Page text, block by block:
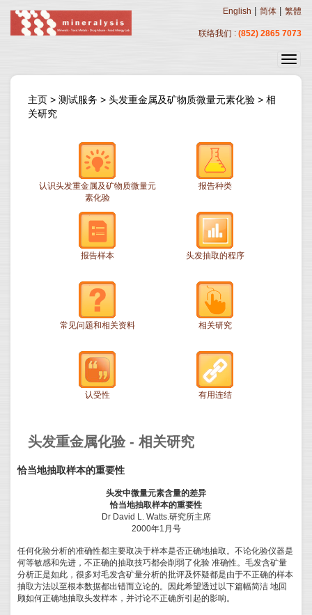
English 简体 繁體
联络我们 : (852) 2865 7073
主页 > 测试服务 > 头发重金属及矿物质微量元素化验 > 相
关研究
认识头发重金属及矿物质微量元
素化验
报告种类
报告样本 头发抽取的程序
常见问题和相关资料 相关研究
认受性 有用连结
头发重金属化验 - 相关研究
恰当地抽取样本的重要性
头发中微量元素含量的差异
恰当地抽取样本的重要性
Dr David L. Watts.研究所主席
2000年1月号
任何化验分析的准确性都主要取决于样本是否正确地抽取。不论化验仪器是
何等敏感和先进，不正确的抽取技巧都会削弱了化验 准确性。毛发含矿量
分析正是如此，很多对毛发含矿量分析的批评及怀疑都是由于不正确的样本
抽取方法以至根本数据都出错而立论的。因此希望透过以下篇幅简洁 地回
顾如何正确地抽取头发样本，并讨论不正确所引起的影响。